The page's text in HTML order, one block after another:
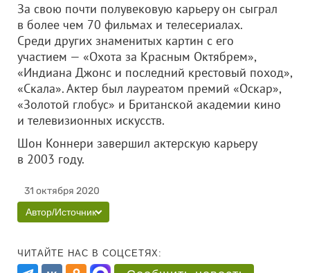
За свою почти полувековую карьеру он сыграл
в более чем 70 фильмах и телесериалах.
Среди других знаменитых картин с его
участием — «Охота за Красным Октябрем»,
«Индиана Джонс и последний крестовый поход»,
«Скала». Актер был лауреатом премий «Оскар»,
«Золотой глобус» и Британской академии кино
и телевизионных искусств.
Шон Коннери завершил актерскую карьеру
в 2003 году.
31 октября 2020
Автор/Источник
ЧИТАЙТЕ НАС В СОЦСЕТЯХ: